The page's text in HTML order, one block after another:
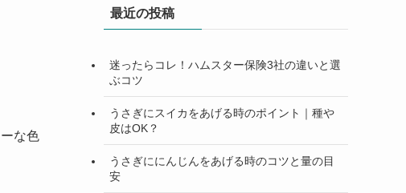
な色
最近の投稿
迷ったらコレ！ハムスター保険3社の違いと選
ぶコツ
うさぎにスイカをあげる時のポイント｜種や
皮はOK？
うさぎににんじんをあげる時のコツと量の目
安